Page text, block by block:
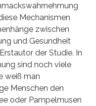
Mechanismen
zwischen
und Gesundheit
der Studie. In
sind noch viele
weiß man
Menschen den
oder Pampelmusen